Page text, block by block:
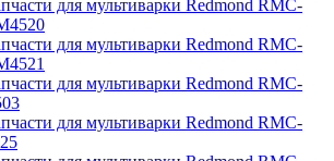
для мультиварки Redmond RMC-
для мультиварки Redmond RMC-
для мультиварки Redmond RMC-
для мультиварки Redmond RMC-